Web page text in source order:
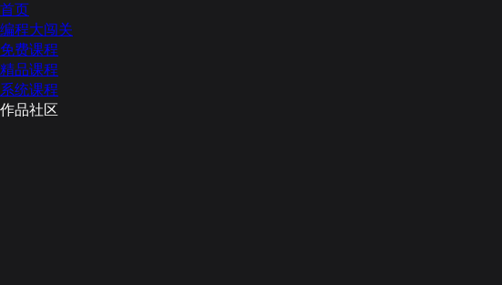
首页
编程大闯关
免费课程
精品课程
系统课程
作品社区